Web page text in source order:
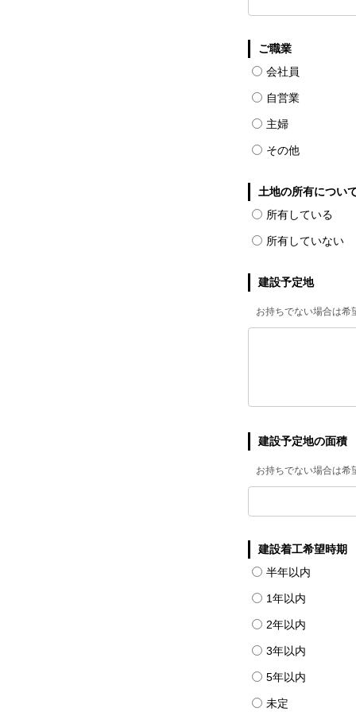
ご職業
会社員
自営業
主婦
その他
土地の所有につい
所有している
所有していない
建設予定地
お持ちでない場合は希
建設予定地の面積
お持ちでない場合は希
建設着工希望時期
半年以内
1年以内
2年以内
3年以内
5年以内
未定